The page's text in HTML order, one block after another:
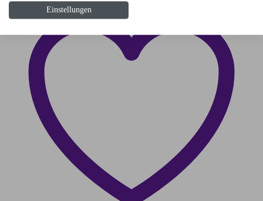
Einstellungen